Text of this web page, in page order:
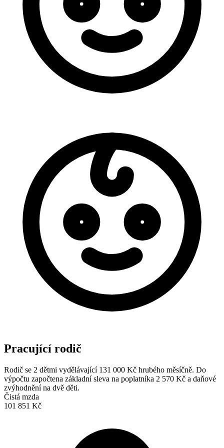
Pracující rodič
Rodič se 2 dětmi vydělávající 131 000 Kč hrubého měsíčně. Do
výpočtu započtena základní sleva na poplatníka 2 570 Kč a daňové
zvýhodnění na dvě děti.
Čistá mzda
101 851 Kč